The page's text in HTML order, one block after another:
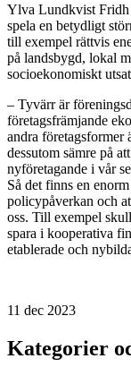
Ylva Lundkvist Fridh
spela en betydligt
till exempel rättvis
på landsbygd, lokal
socioekonomiskt
– Tyvärr är
företagsfrämjande
andra företagsformer
dessutom sämre på
nyföretagande i vår
Så det finns en
policypåverkan och
oss. Till exempel
spara i kooperativa
etablerade och
11 dec 2023
Kategorier